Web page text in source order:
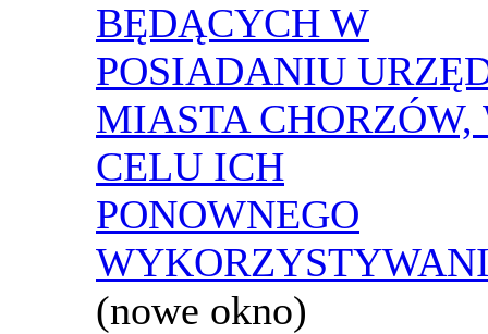
BĘDĄCYCH W
POSIADANIU
MIASTA CHORZÓW,
CELU ICH
PONOWNEGO
(nowe okno)